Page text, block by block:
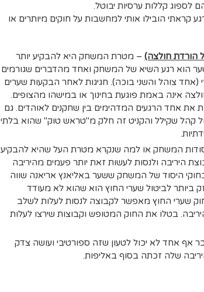
לספוג קללות ערסיות יבוטל.
קראתי הובילו אותי למחשבות על חוקים מיותרים או
הורדת חולצה) – מטרת המשחק היא להבקיע יותר
הוא רגע השיא של המשחק ואחד מהדברים שגורמים
(אחד צוהל והשני בוכה). חגיגות לאחר הבקעות שערים
אינה באמת פוגעת בחינוך או במישהו מהצופים.
את אחד הרגעים המדהימים בין שחקנים לאוהדים. גם
קהל שקילל והקניט זה חלק מ"טראש טוק" שהוא בלתי
המשחק או למה שנקרא מטרת העל שהיא להבקיע
היריבה ולנסות לעשות זאת יותר פעמים מהיריבה
היסוד של המשחק ששער באליאנץ אריאנה שווה
ביותר לביטול שערי החוץ הוא שהוא לא מעודד
שערי החוץ מאפשר לקבוצה לנסות לעלות לשלב
בטלו את החוק המטופש וקבוצות שירצו לעלות
אף אחד לא יכול לטעון שזה ספורטיבי ועושה צדק
שלה זכתה בסוף באליפות.